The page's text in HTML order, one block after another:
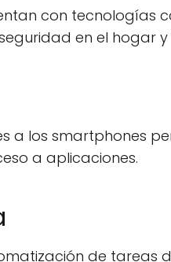
con tecnologías
en el hogar y
a los smartphones
a aplicaciones.
de tareas